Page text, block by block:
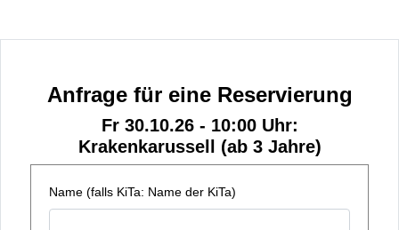
Anfrage für eine Reservierung
Fr 30.10.26 - 10:00 Uhr:
Krakenkarussell (ab 3 Jahre)
Name (falls KiTa: Name der KiTa)